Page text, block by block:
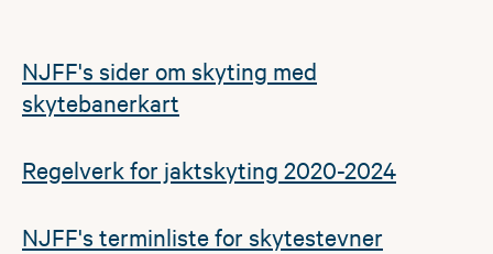
NJFF's sider om skyting med
skytebanerkart
Regelverk for jaktskyting 2020-2024
NJFF's terminliste for skytestevner